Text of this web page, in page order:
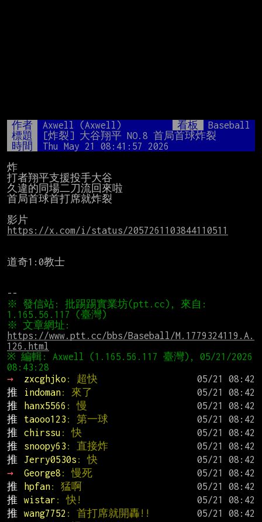
作者 Axwell (Axwell) 看板
Baseball
標題
[炸裂] 大谷翔平 NO.8 首局首球炸裂
時間
Thu May 21 08:41:57 2026
炸
打者翔平支援投手大谷
久違的同場二刀流回來啦
首局首球首打席就炸裂
https://x.com/i/status/2057261103844110511
道奇1:0教士
※ 發信站: 批踢踢實業坊(ptt.cc), 來自:
https://www.ptt.cc/bbs/Baseball/M.1779324119.A.
126.html
※ 編輯: Axwell (1.165.56.117 臺灣), 05/21/2026
→
zxcghjko : 超快
推
indoman: 來了
推
hanx5566 : 慢
推
taooo123 : 第一球
推
chirssu : 快
推
snoopy63 : 直接炸
推
Jerry0530s : 快
→
George8 : 慢死
推
hpfan: 猛啊
推
wistar : 快!
推
wang7752 : 首打席就開轟!!